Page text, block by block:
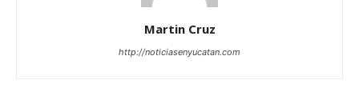
Martin Cruz
http://noticiasenyucatan.com